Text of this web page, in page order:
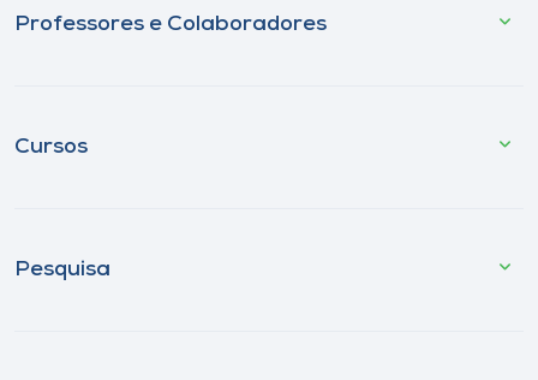
Professores e Colaboradores
Cursos
Pesquisa